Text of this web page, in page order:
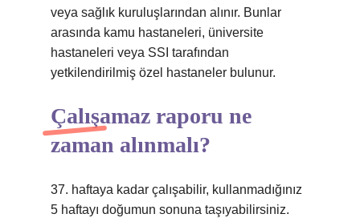
veya sağlık kuruluşlarından alınır. Bunlar
arasında kamu hastaneleri, üniversite
hastaneleri veya SSI tarafından
yetkilendirilmiş özel hastaneler bulunur.
Çalışamaz raporu ne
zaman alınmalı?
37. haftaya kadar çalışabilir, kullanmadığınız
5 haftayı doğumun sonuna taşıyabilirsiniz.